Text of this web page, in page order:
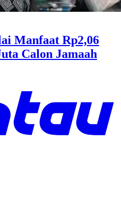
Manfaat Rp2,06
Calon Jamaah